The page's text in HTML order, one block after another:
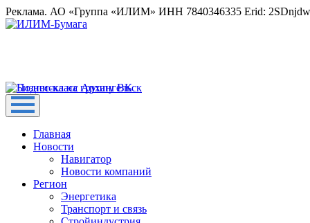
Реклама. АО «Группа «ИЛИМ» ИНН 7840346335 Erid:
Главная
Новости
Навигатор
Новости компаний
Регион
Энергетика
Транспорт и связь